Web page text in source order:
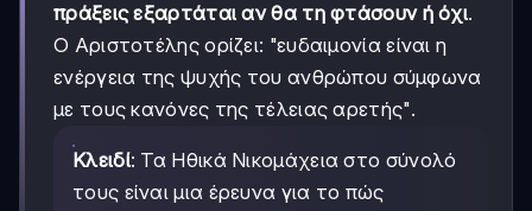
πράξεις εξαρτάται αν θα τη φτάσουν ή όχι.
Ο Αριστοτέλης ορίζει: "ευδαιμονία είναι η
ενέργεια της ψυχής του ανθρώπου σύμφωνα
με τους κανόνες της τέλειας αρετής".
Κλειδί: Τα Ηθικά Νικομάχεια στο σύνολό
τους είναι μια έρευνα για το πώς